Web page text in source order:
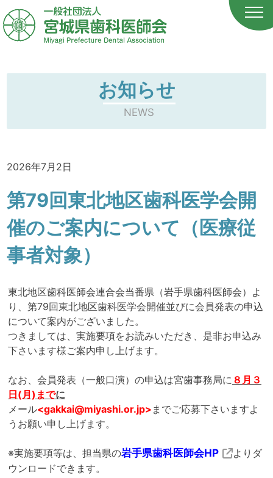
お知らせ
NEWS
2026年7月2日
第79回東北地区歯科医学会開
催のご案内について（医療従
事者対象）
東北地区歯科医師会連合会当番県（岩手県歯科医師会）よ
り、第79回東北地区歯科医学会開催並びに会員発表の申込
について案内がございました。
つきましては、実施要項をお読みいただき、是非お申込み
下さいます様ご案内申し上げます。
なお、会員発表（一般口演）の申込は宮歯事務局に ８月３
日(月)までに
メール<gakkai@miyashi.or.jp> までご応募下さいますよ
うお願い申し上げます。
※実施要項等は、担当県の岩手県歯科医師会HP
よりダ
ウンロードできます。